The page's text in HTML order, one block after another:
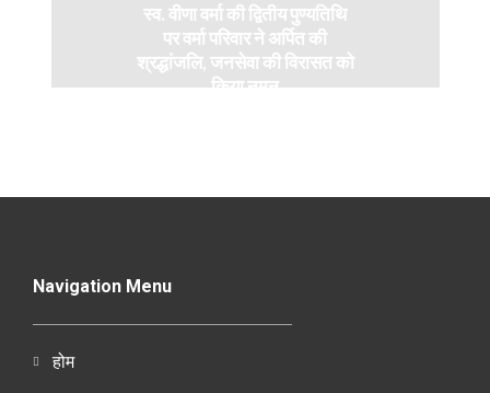
स्व. वीणा वर्मा की द्वितीय पुण्यतिथि
पर वर्मा परिवार ने अर्पित की
श्रद्धांजलि, जनसेवा की विरासत को
किया नमन
Navigation Menu
होम